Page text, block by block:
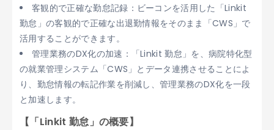
客観的で正確な勤怠記録：ビーコンを活用した「Linkit
勤怠」の客観的で正確な出退勤情報をそのまま「CWS」で
活用することができます。
管理業務のDX化の加速：「Linkit 勤怠」を、病院特化型
の就業管理システム「CWS」とデータ連携させることによ
り、勤怠情報の転記作業を削減し、管理業務のDX化を一段
と加速します。
【「Linkit 勤怠」の概要】